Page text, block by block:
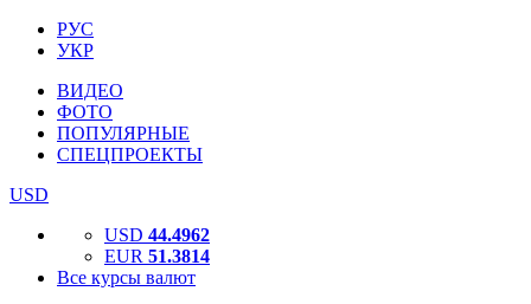
РУС
УКР
ВИДЕО
ФОТО
ПОПУЛЯРНЫЕ
СПЕЦПРОЕКТЫ
USD
USD 44.4962
EUR 51.3814
Все курсы валют